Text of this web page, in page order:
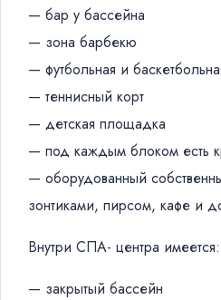
— бар у бассейна
— зона барбекю
— футбольная и
— теннисный корт
— детская площадка
— под каждым блоком есть
— оборудованный
зонтиками, пирсом, кафе и
Внутри СПА- центра имеется:
— закрытый бассейн